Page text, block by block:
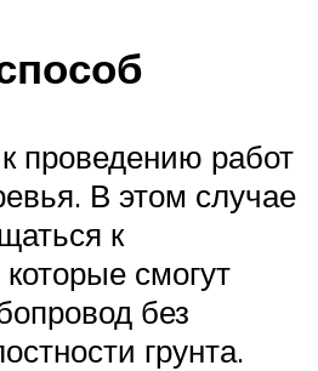
проведению работ
В этом случае
к
смогут
без
грунта.